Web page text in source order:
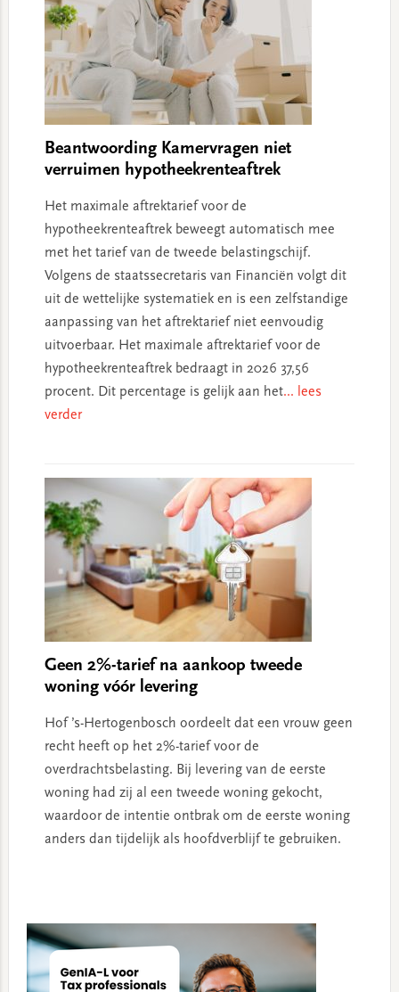
Beantwoording Kamervragen niet
verruimen hypotheekrenteaftrek
Het maximale aftrektarief voor de
hypotheekrenteaftrek beweegt automatisch mee
met het tarief van de tweede belastingschijf.
Volgens de staatssecretaris van Financiën volgt dit
uit de wettelijke systematiek en is een zelfstandige
aanpassing van het aftrektarief niet eenvoudig
uitvoerbaar. Het maximale aftrektarief voor de
hypotheekrenteaftrek bedraagt in 2026 37,56
procent. Dit percentage is gelijk aan het... lees
verder
Geen 2%-tarief na aankoop tweede
woning vóór levering
Hof ’s-Hertogenbosch oordeelt dat een vrouw geen
recht heeft op het 2%-tarief voor de
overdrachtsbelasting. Bij levering van de eerste
woning had zij al een tweede woning gekocht,
waardoor de intentie ontbrak om de eerste woning
anders dan tijdelijk als hoofdverblijf te gebruiken.
Sidebar